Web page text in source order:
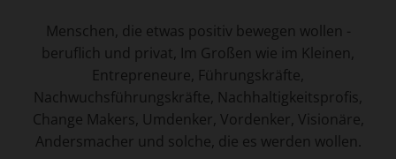
Menschen, die etwas positiv bewegen wollen -
beruflich und privat, Im Großen wie im Kleinen,
Entrepreneure, Führungskräfte,
Nachwuchsführungskräfte, Nachhaltigkeitsprofis,
Change Makers, Umdenker, Vordenker, Visionäre,
Andersmacher und solche, die es werden wollen.